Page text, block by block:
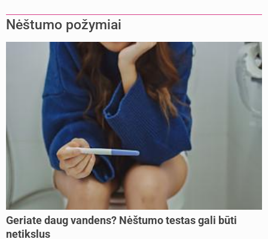
Nėštumo požymiai
Geriate daug vandens? Nėštumo testas gali būti
netikslus